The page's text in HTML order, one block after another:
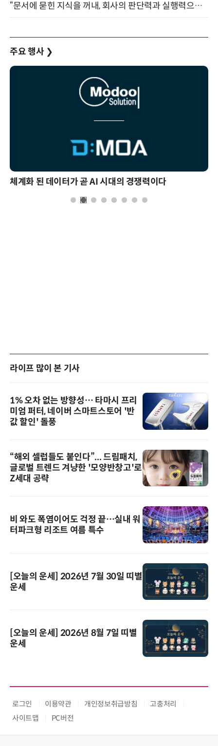
“문서에 묻힌 지식을 꺼내, 회사의 판단력과 실행력으로 바꾸다” (8/20)
주요 행사 ❯
체계화 된 데이터가 곧 AI 시대의 경쟁력이다
라이프 많이 본 기사
1% 오차 없는 방향성… 타마시 프리
미엄 퍼터, 네이버 스마트스토어 '반
값 할인' 돌풍
“해외 셀럽들도 붙인다”... 드림패치,
글로벌 트렌드 겨냥한 '모양반창고'로
Z세대 공략
비 와도 폭염이어도 걱정 끝…실내 워
터파크형 리조트 여름 특수
[오늘의 운세] 2026년 7월 30일 띠별
운세
[오늘의 운세] 2026년 8월 7일 띠별
운세
로그인 이용약관 개인정보취급방침
고충처리
사이트맵
PC버전